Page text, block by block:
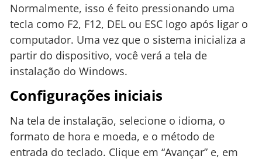
Normalmente, isso é feito pressionando uma
tecla como F2, F12, DEL ou ESC logo após ligar o
computador. Uma vez que o sistema inicializa a
partir do dispositivo, você verá a tela de
instalação do Windows.
Configurações iniciais
Na tela de instalação, selecione o idioma, o
formato de hora e moeda, e o método de
entrada do teclado. Clique em “Avançar” e, em